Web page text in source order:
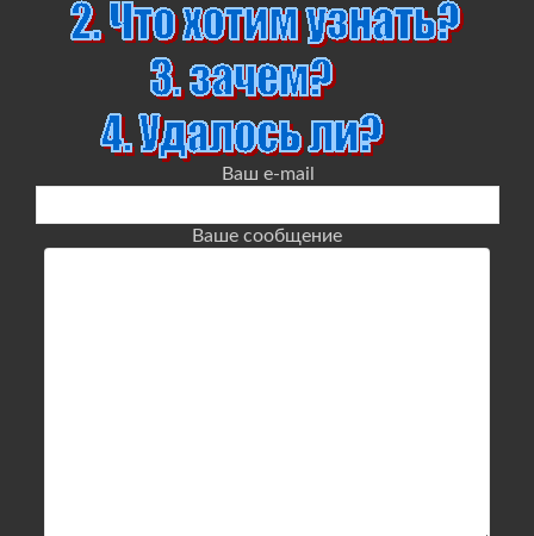
Ваш e-mail
Ваше сообщение